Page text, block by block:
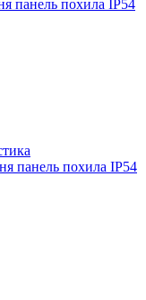
панель похила IP54
панель похила IP54